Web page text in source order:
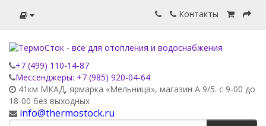
Контакты
+7 (499) 110-14-87
Мессенджеры: +7 (985) 920-04-64
41км МКАД, ярмарка «Мельница», магазин А 9/5. с 9-00 до
18-00 без выходных
info@thermostock.ru